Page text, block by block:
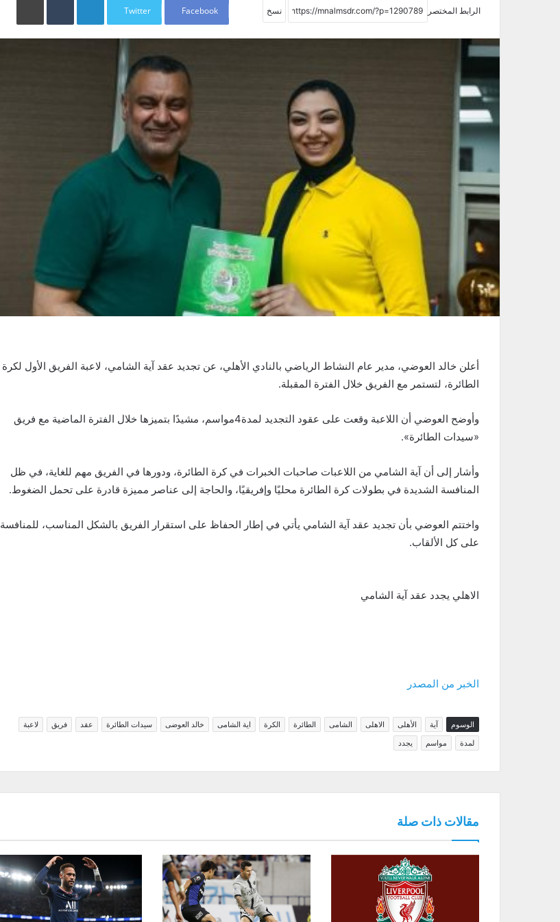
الرابط المختصر Facebook
Twitter
أعلن خالد العوضي، مدير عام النشاط الرياضي بالنادي الأهلي، عن تجديد عقد آية الشامي، لاعبة الفريق الأول لكرة
الطائرة، لتستمر مع الفريق خلال الفترة المقبلة.
وأوضح العوضي أن اللاعبة وقعت على عقود التجديد لمدة4مواسم، مشيدًا بتميزها خلال الفترة الماضية مع فريق
«سيدات الطائرة».
وأشار إلى أن آية الشامي من اللاعبات صاحبات الخبرات في كرة الطائرة، ودورها في الفريق مهم للغاية، في ظل
المنافسة الشديدة في بطولات كرة الطائرة محليًا وإفريقيًا، والحاجة إلى عناصر مميزة قادرة على تحمل الضغوط.
واختتم العوضي بأن تجديد عقد آية الشامي يأتي في إطار الحفاظ على استقرار الفريق بالشكل المناسب، للمنافسة
على كل الألقاب.
الاهلي يجدد عقد آية الشامي
الخبر من المصدر
الوسوم آية الأهلى الاهلى الشامى الطائرة الكرة اية الشامى خالد العوضى سيدات الطائرة عقد فريق
لاعبة
لمدة
مواسم يجدد
مقالات ذات صلة